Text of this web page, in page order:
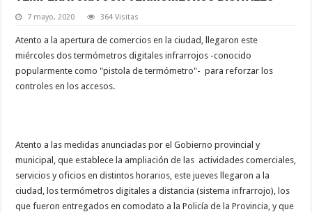
7 mayo, 2020 364 Visitas
Atento a la apertura de comercios en la ciudad, llegaron este
miércoles dos termómetros digitales infrarrojos -conocido
popularmente como "pistola de termómetro"- para reforzar los
controles en los accesos.
Atento a las medidas anunciadas por el Gobierno provincial y
municipal, que establece la ampliación de las actividades comerciales,
servicios y oficios en distintos horarios, este jueves llegaron a la
ciudad, los termómetros digitales a distancia (sistema infrarrojo), los
que fueron entregados en comodato a la Policía de la Provincia, y que